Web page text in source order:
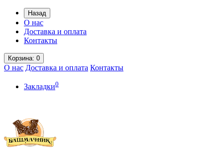
Назад
О нас
Доставка и оплата
Контакты
Корзина: 0
О нас Доставка и оплата Контакты
Закладки0